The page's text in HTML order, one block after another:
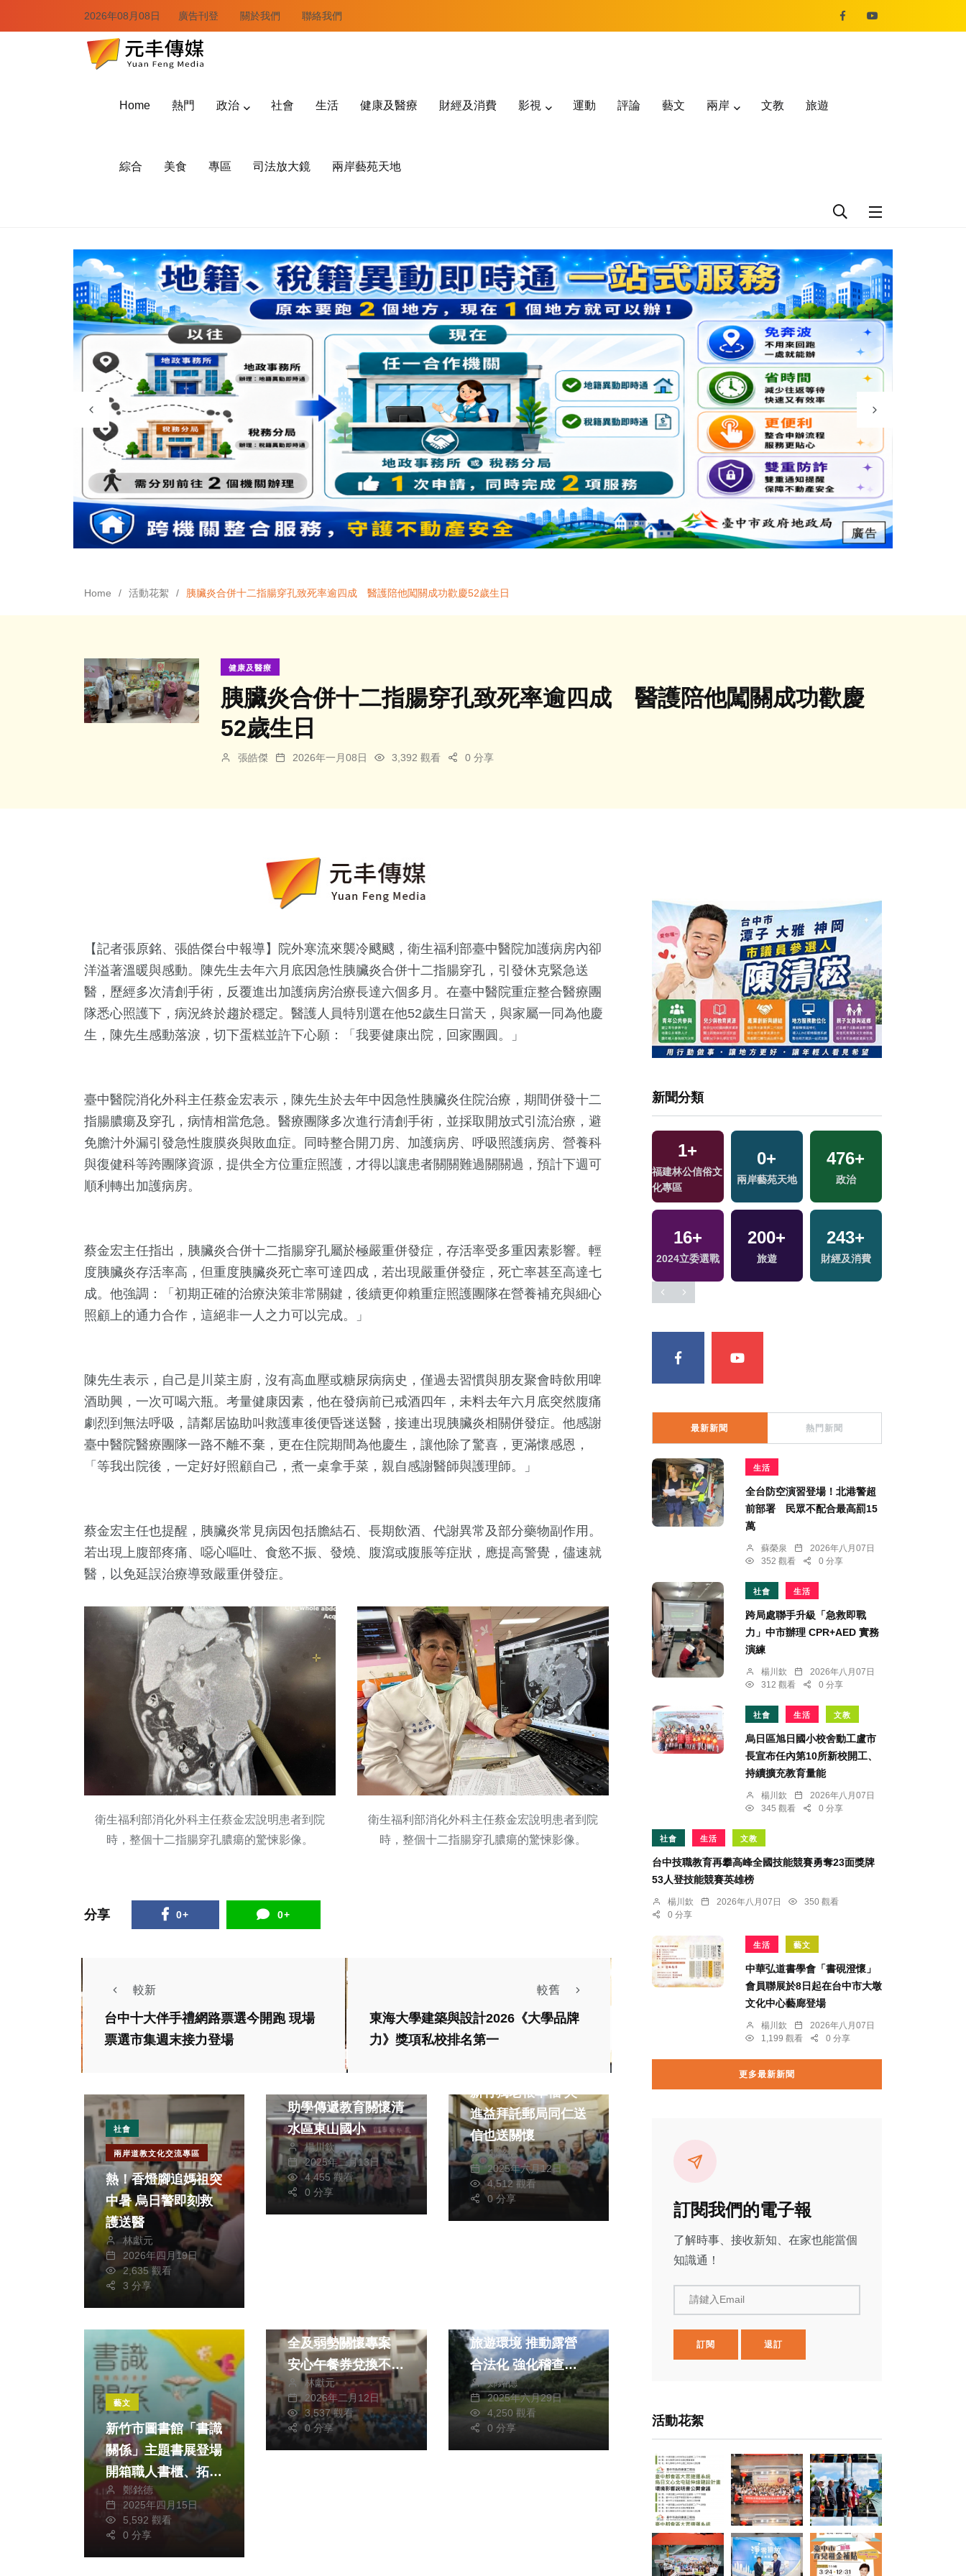
2026年08月08日 廣告刊登 關於我們 聯絡我們
Home 熱門 政治 社會 生活 健康及醫療 財經及消費 影視 運動 評論 藝文 兩岸 文教 旅遊
綜合 美食 專區 司法放大鏡 兩岸藝苑天地
Home 活動花絮 胰臟炎合併十二指腸穿孔致死率逾四成 醫護陪他闖關成功歡慶52歲生日
健康及醫療
胰臟炎合併十二指腸穿孔致死率逾四成 醫護陪他闖關成功歡慶
52歲生日
張皓傑 2026年一月08日 3,392 觀看 0 分享
【記者張原銘、張皓傑台中報導】院外寒流來襲冷颼颼，衛生福利部臺中醫院加護病房內卻
洋溢著溫暖與感動。陳先生去年六月底因急性胰臟炎合併十二指腸穿孔，引發休克緊急送
醫，歷經多次清創手術，反覆進出加護病房治療長達六個多月。在臺中醫院重症整合醫療團
隊悉心照護下，病況終於趨於穩定。醫護人員特別選在他52歲生日當天，與家屬一同為他慶
生，陳先生感動落淚，切下蛋糕並許下心願：「我要健康出院，回家團圓。」
臺中醫院消化外科主任蔡金宏表示，陳先生於去年中因急性胰臟炎住院治療，期間併發十二
指腸膿瘍及穿孔，病情相當危急。醫療團隊多次進行清創手術，並採取開放式引流治療，避
免膽汁外漏引發急性腹膜炎與敗血症。同時整合開刀房、加護病房、呼吸照護病房、營養科
與復健科等跨團隊資源，提供全方位重症照護，才得以讓患者關關難過關關過，預計下週可
順利轉出加護病房。
蔡金宏主任指出，胰臟炎合併十二指腸穿孔屬於極嚴重併發症，存活率受多重因素影響。輕
度胰臟炎存活率高，但重度胰臟炎死亡率可達四成，若出現嚴重併發症，死亡率甚至高達七
成。他強調：「初期正確的治療決策非常關鍵，後續更仰賴重症照護團隊在營養補充與細心
照顧上的通力合作，這絕非一人之力可以完成。」
陳先生表示，自己是川菜主廚，沒有高血壓或糖尿病病史，僅過去習慣與朋友聚會時飲用啤
酒助興，一次可喝六瓶。考量健康因素，他在發病前已戒酒四年，未料去年六月底突然腹痛
劇烈到無法呼吸，請鄰居協助叫救護車後便昏迷送醫，接連出現胰臟炎相關併發症。他感謝
臺中醫院醫療團隊一路不離不棄，更在住院期間為他慶生，讓他除了驚喜，更滿懷感恩，
「等我出院後，一定好好照顧自己，煮一桌拿手菜，親自感謝醫師與護理師。」
蔡金宏主任也提醒，胰臟炎常見病因包括膽結石、長期飲酒、代謝異常及部分藥物副作用。
若出現上腹部疼痛、噁心嘔吐、食慾不振、發燒、腹瀉或腹脹等症狀，應提高警覺，儘速就
醫，以免延誤治療導致嚴重併發症。
衛生福利部消化外科主任蔡金宏說明患者到院
時，整個十二指腸穿孔膿瘍的驚悚影像。
衛生福利部消化外科主任蔡金宏說明患者到院
時，整個十二指腸穿孔膿瘍的驚悚影像。
分享 0+ 0+
較新
台中十大伴手禮網路票選今開跑 現場
票選市集週末接力登場
較舊
東海大學建築與設計2026《大學品牌
力》獎項私校排名第一
社會
兩岸道教文化交流專區
熱！香燈腳追媽祖突
中暑 烏日警即刻救
護送醫
林獻元
2026年四月19日
2,635 觀看
3 分享
助學傳遞教育關懷清
水區東山國小
楊川欽
2025年二月13日
4,455 觀看
0 分享
新竹獨老很幸福 吳
進益拜託郵局同仁送
信也送關懷
鄭銘德
2025年六月12日
4,512 觀看
0 分享
藝文
新竹市圖書館「書識
關係」主題書展登場
開箱職人書櫃、拓展
閱讀無限可能
鄭銘德
2025年四月15日
5,592 觀看
0 分享
全及弱勢關懷專案
安心午餐券兌換不打
烊
林獻元
2026年二月12日
3,537 觀看
0 分享
旅遊環境 推動露營
合法化 強化稽查與
輔導鄭銘德
2025年六月29日
4,250 觀看
0 分享
新聞分類
+
評論
6+
海峽論壇專區
兩岸佛教文化交
兩岸道教文化交
流專區
110+ 292+ 150+ 28+ 709
司法放大鏡 綜藝
1+
福建林公信俗文
化專區
0+
兩岸藝苑天地
476+
政治
16+
2024立委選戰
200+
旅遊
243+
財經及消費
最新新聞 熱門新聞
生活
全台防空演習登場！北港警超
前部署 民眾不配合最高罰15
萬
蘇榮泉
2026年八月07日
352 觀看
0 分享
社會 生活
跨局處聯手升級「急救即戰
力」中市辦理 CPR+AED 實務
演練
楊川欽
2026年八月07日
312 觀看
0 分享
社會 生活 文教
烏日區旭日國小校舍動工盧市
長宣布任內第10所新校開工、
持續擴充教育量能
楊川欽
2026年八月07日
345 觀看
0 分享
社會 生活 文教
台中技職教育再攀高峰全國技能競賽勇奪23面獎牌
53人登技能競賽英雄榜
楊川欽 2026年八月07日
350 觀看
0 分享
生活 藝文
中華弘道書學會「書硯澄懷」
會員聯展於8日起在台中市大墩
文化中心藝廊登場
楊川欽
2026年八月07日
1,199 觀看
0 分享
更多最新新聞
訂閱我們的電子報
了解時事、接收新知、在家也能當個
知識通！
請鍵入Email
訂閱 退訂
活動花絮